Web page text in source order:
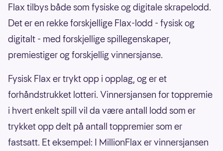
Flax tilbys både som fysiske og digitale skrapelodd.
Det er en rekke forskjellige Flax-lodd - fysisk og
digitalt - med forskjellige spillegenskaper,
premiestiger og forskjellig vinnersjanse.
Fysisk Flax er trykt opp i opplag, og er et
forhåndstrukket lotteri. Vinnersjansen for toppremie
i hvert enkelt spill vil da være antall lodd som er
trykket opp delt på antall toppremier som er
fastsatt. Et eksempel: I MillionFlax er vinnersjansen